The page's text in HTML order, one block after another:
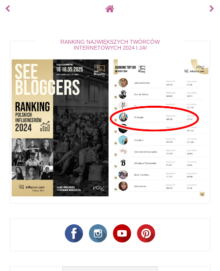
RANKING NAJWIĘKSZYCH TWÓRCÓW
INTERNETOWYCH 2024 I JA!